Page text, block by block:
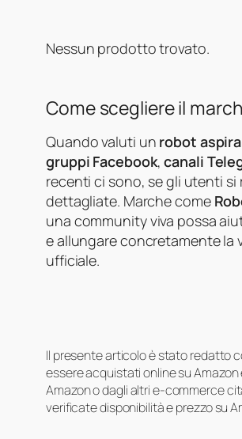
Nessun prodotto trovato.
Come scegliere il
Quando valuti un robot
gruppi Facebook,canali
recenti ci sono, se gli utenti
dettagliate. Marche come
una community viva possa
e allungare concretamente la
ufficiale.
Il presente articolo è stato redatto
essere acquistati online su
Amazon o dagli altri e-commerce
verificate disponibilità e prezzo su